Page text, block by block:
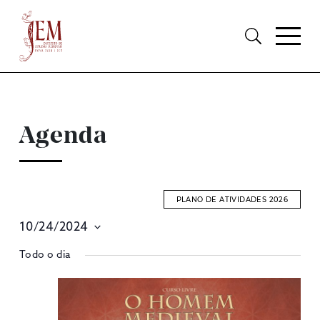
Agenda
PLANO DE ATIVIDADES 2026
10/24/2024
data
Todo o dia